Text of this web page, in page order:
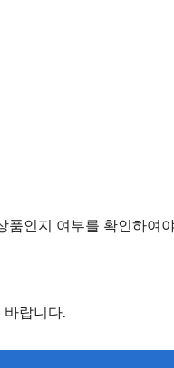
품인지 여부를 확인하여
바랍니다.